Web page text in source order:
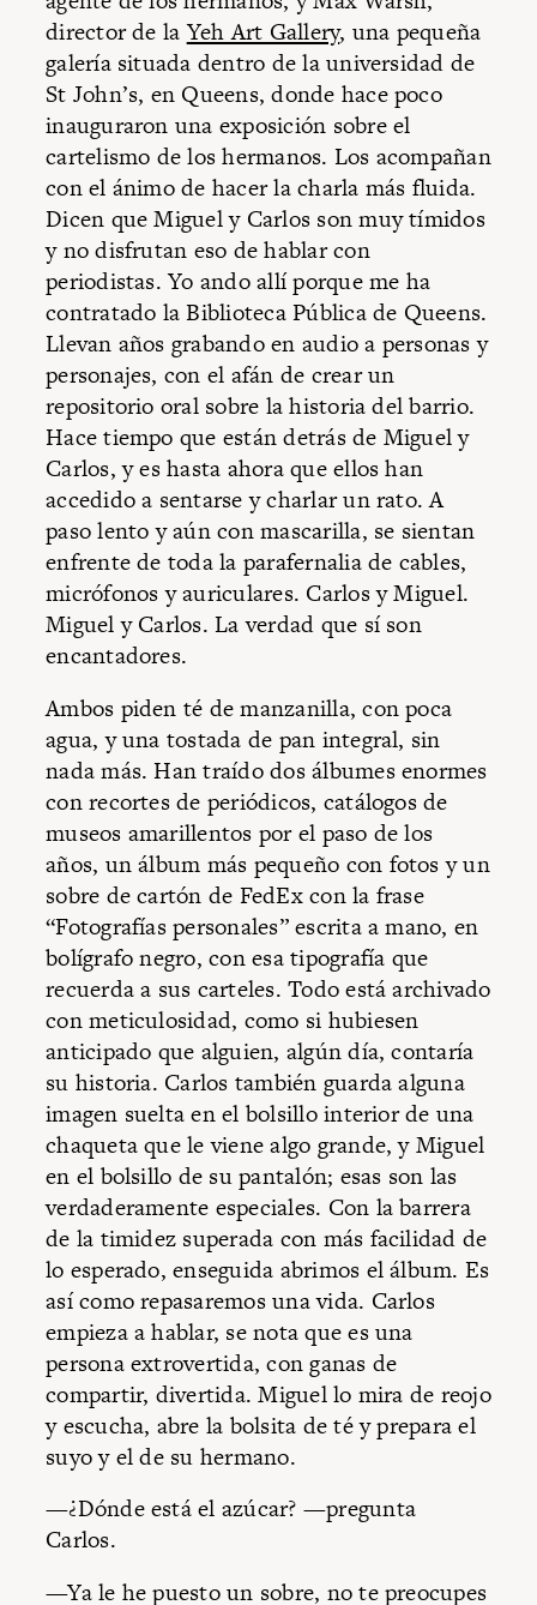
director de laYeh Art Gallery, una pequeña
galería situada dentro de la universidad de
St John’s, en Queens, donde hace poco
inauguraron una exposición sobre el
cartelismo de los hermanos. Los acompañan
con el ánimo de hacer la charla más fluida.
Dicen que Miguel y Carlos son muy tímidos
y no disfrutan eso de hablar con
periodistas. Yo ando allí porque me ha
contratado la Biblioteca Pública de Queens.
Llevan años grabando en audio a personas y
personajes, con el afán de crear un
repositorio oral sobre la historia del barrio.
Hace tiempo que están detrás de Miguel y
Carlos, y es hasta ahora que ellos han
accedido a sentarse y charlar un rato. A
paso lento y aún con mascarilla, se sientan
enfrente de toda la parafernalia de cables,
micrófonos y auriculares. Carlos y Miguel.
Miguel y Carlos. La verdad que sí son
encantadores.
Ambos piden té de manzanilla, con poca
agua, y una tostada de pan integral, sin
nada más. Han traído dos álbumes enormes
con recortes de periódicos, catálogos de
museos amarillentos por el paso de los
años, un álbum más pequeño con fotos y un
sobre de cartón de FedEx con la frase
“Fotografías personales” escrita a mano, en
bolígrafo negro, con esa tipografía que
recuerda a sus carteles. Todo está archivado
con meticulosidad, como si hubiesen
anticipado que alguien, algún día, contaría
su historia. Carlos también guarda alguna
imagen suelta en el bolsillo interior de una
chaqueta que le viene algo grande, y Miguel
en el bolsillo de su pantalón; esas son las
verdaderamente especiales. Con la barrera
de la timidez superada con más facilidad de
lo esperado, enseguida abrimos el álbum. Es
así como repasaremos una vida. Carlos
empieza a hablar, se nota que es una
persona extrovertida, con ganas de
compartir, divertida. Miguel lo mira de reojo
y escucha, abre la bolsita de té y prepara el
suyo y el de su hermano.
—¿Dónde está el azúcar? —pregunta
Carlos.
—Ya le he puesto un sobre, no te preocupes